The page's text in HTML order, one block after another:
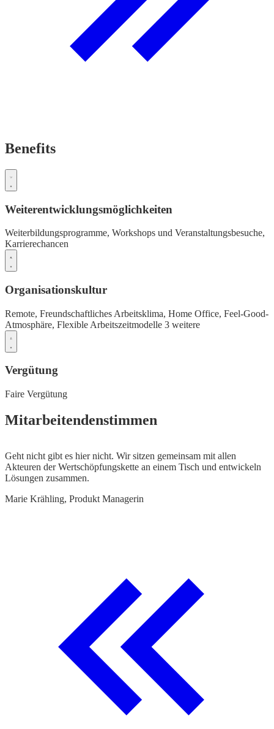
Benefits
Weiterentwicklungsmöglichkeiten
Weiterbildungsprogramme, Workshops und Veranstaltungsbesuche,
Karrierechancen
Organisationskultur
Remote, Freundschaftliches Arbeitsklima, Home Office, Feel-Good-
Atmosphäre, Flexible Arbeitszeitmodelle 3 weitere
Vergütung
Faire Vergütung
Mitarbeitendenstimmen
Geht nicht gibt es hier nicht. Wir sitzen gemeinsam mit allen
Akteuren der Wertschöpfungskette an einem Tisch und entwickeln
Lösungen zusammen.
Marie Krähling, Produkt Managerin